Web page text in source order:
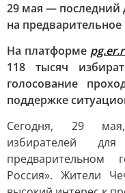
29 мая — последний
на
На платформе
118 тысяч
голосование
поддержке
Сегодня, 29 мая,
избирателей
предварительном
Россия». Жители